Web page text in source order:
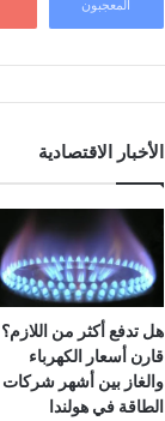
المعجبون
الأخبار الاقتصادية
هل تدفع أكثر من اللازم؟
قارن أسعار الكهرباء
والغاز بين أشهر شركات
الطاقة في هولندا